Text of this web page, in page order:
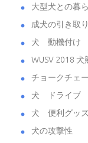
大型犬との暮
成犬の引き取り
犬 動機付け
WUSV 2018 犬
チョークチェ
犬 ドライブ
犬 便利グッ
犬の攻撃性